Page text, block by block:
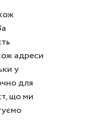
адреси
у
для
що ми